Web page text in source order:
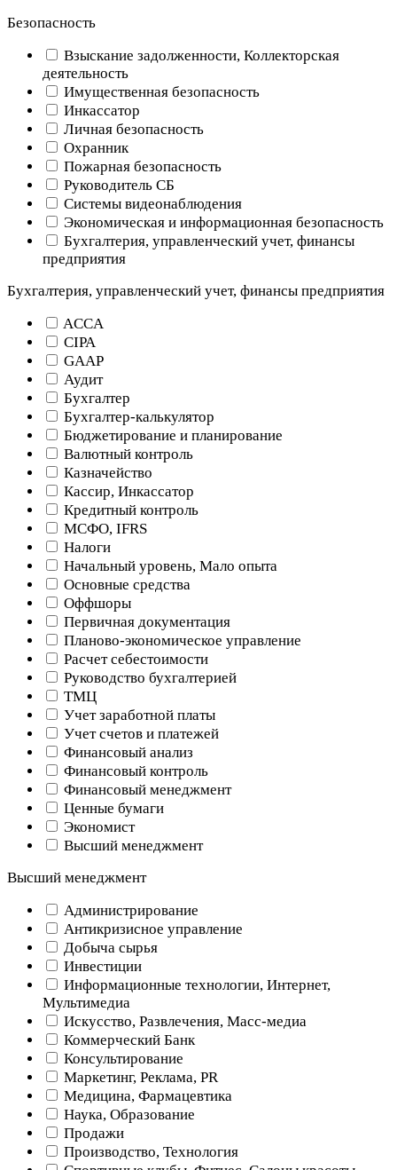
Безопасность
Взыскание задолженности, Коллекторская
деятельность
Имущественная безопасность
Инкассатор
Личная безопасность
Охранник
Пожарная безопасность
Руководитель СБ
Системы видеонаблюдения
Экономическая и информационная безопасность
Бухгалтерия, управленческий учет, финансы
предприятия
Бухгалтерия, управленческий учет, финансы предприятия
ACCA
CIPA
GAAP
Аудит
Бухгалтер
Бухгалтер-калькулятор
Бюджетирование и планирование
Валютный контроль
Казначейство
Кассир, Инкассатор
Кредитный контроль
МСФО, IFRS
Налоги
Начальный уровень, Мало опыта
Основные средства
Оффшоры
Первичная документация
Планово-экономическое управление
Расчет себестоимости
Руководство бухгалтерией
ТМЦ
Учет заработной платы
Учет счетов и платежей
Финансовый анализ
Финансовый контроль
Финансовый менеджмент
Ценные бумаги
Экономист
Высший менеджмент
Высший менеджмент
Администрирование
Антикризисное управление
Добыча cырья
Инвестиции
Информационные технологии, Интернет,
Мультимедиа
Искусство, Развлечения, Масс-медиа
Коммерческий Банк
Консультирование
Маркетинг, Реклама, PR
Медицина, Фармацевтика
Наука, Образование
Продажи
Производство, Технология